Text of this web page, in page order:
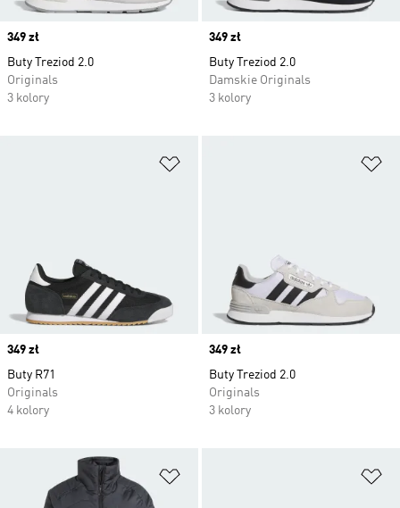
Price
349 zł
Buty Treziod 2.0
Originals
3 kolory
Price
349 zł
Buty Treziod 2.0
Damskie Originals
3 kolory
Price
349 zł
Buty R71
Originals
4 kolory
Price
349 zł
Buty Treziod 2.0
Originals
3 kolory